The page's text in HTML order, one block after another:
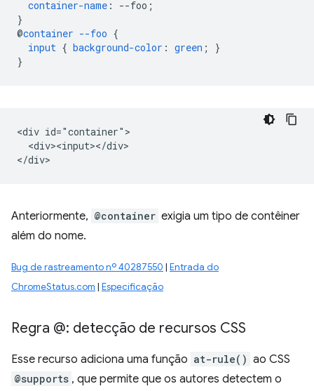
container-name : --foo ;
}
@container --foo {
input { background-color : green ;
}
}
<div id="container">
  <div><input></div>
Anteriormente, @container exigia um tipo de contêiner
além do nome.
Bug de rastreamento nº 40287550 | Entrada do
ChromeStatus.com | Especificação
Regra @: detecção de recursos CSS
Esse recurso adiciona uma função at-rule() ao CSS
@supports , que permite que os autores detectem o